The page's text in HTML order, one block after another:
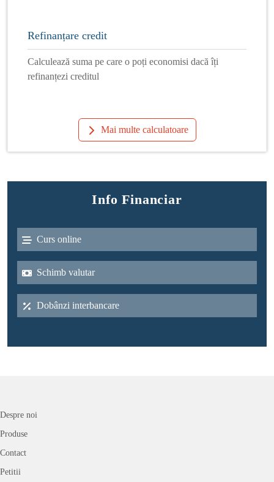
Refinanțare credit
Calculează suma pe care o poți economisi dacă îți
refinanțezi creditul
Mai multe calculatoare
Info Financiar
Curs online
Schimb valutar
Dobânzi interbancare
Despre noi
Produse
Contact
Petitii